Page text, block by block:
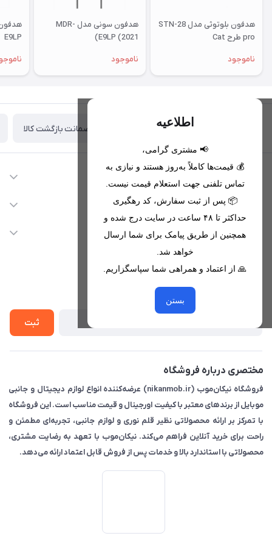
هدفون بلوتوثی مدل STN-28
pro طرح Cat
ناموجود
هدفون سونی مدل MDR-
E9LP (2021)
ناموجود
E9LP
اطلاعیه
📢 مشتری گرامی،
💰 قیمت‌ها کاملاً به‌روز هستند و نیازی به
تماس تلفنی جهت استعلام قیمت نیست.
📦 پس از ثبت سفارش، کد رهگیری
حداکثر تا ۴۸ ساعت در سایت درج شده و
همچنین از طریق پیامک برای شما ارسال
خواهد شد.
🙏 از اعتماد و همراهی شما سپاسگزاریم.
بستن
تحویل اکسپرس(با هماهنگی) ضمانت بازگشت کالا
اطلاعات تماس
09221680256 - 09373782289
nikanmobstore@gmail.com
هرمزگان، بندرخمیر، شهرک رودبار
دسترسی سریع
لیست محصولات
خدمات مشتریان
حریم خصوصی
از جدید‌ترین تخفیف‌ها با‌ خبر شوید
ثبت
مختصری درباره فروشگاه
فروشگاه نیکان‌موب (nikanmob.ir) عرضه‌کننده انواع لوازم دیجیتال و جانبی
موبایل از برندهای معتبر با کیفیت اورجینال و قیمت مناسب است. این فروشگاه
با تمرکز بر ارائه محصولاتی نظیر قلم نوری و لوازم جانبی، تجربه‌ای مطمئن و
راحت برای خرید آنلاین فراهم می‌کند. نیکان‌موب با تعهد به رضایت مشتری،
محصولاتی با استاندارد بالا و خدمات پس از فروش قابل اعتماد ارائه می‌دهد.